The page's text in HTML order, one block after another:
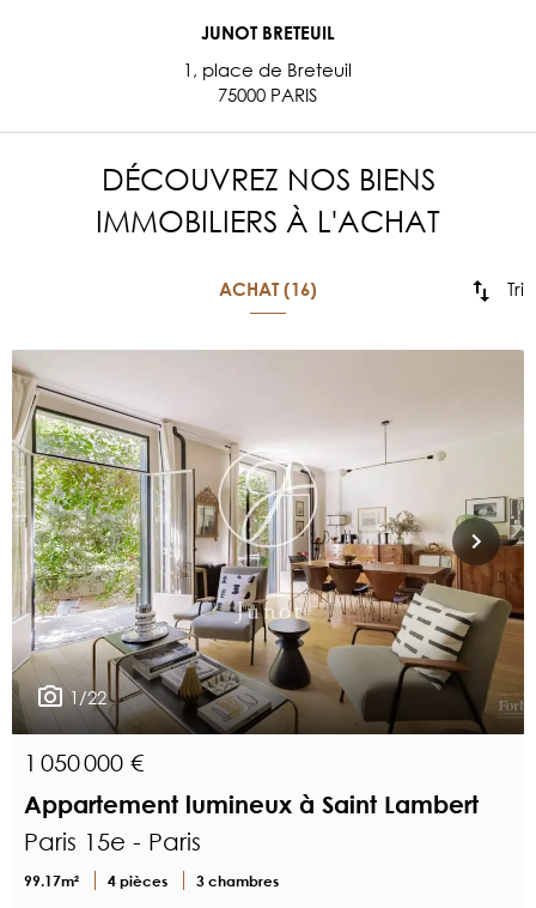
JUNOT BRETEUIL
1, place de Breteuil
75000 PARIS
DÉCOUVREZ NOS BIENS
IMMOBILIERS À L'ACHAT
ACHAT (16) Tri
1/22
1 050 000 €
Appartement lumineux à Saint Lambert
Paris 15e - Paris
99.17m² 4 pièces 3 chambres